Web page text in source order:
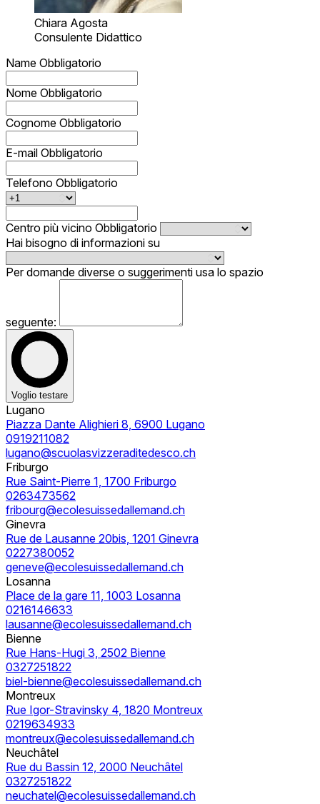
Chiara Agosta
Consulente Didattico
Name Obbligatorio
Nome Obbligatorio
Cognome Obbligatorio
E-mail Obbligatorio
Telefono Obbligatorio
Centro più vicino Obbligatorio
Hai bisogno di informazioni su
Per domande diverse o suggerimenti usa lo spazio
seguente:
Voglio testare
Lugano
Piazza Dante Alighieri 8, 6900 Lugano
0919211082
lugano@scuolasvizzeraditedesco.ch
Friburgo
Rue Saint-Pierre 1, 1700 Friburgo
0263473562
fribourg@ecolesuissedallemand.ch
Ginevra
Rue de Lausanne 20bis, 1201 Ginevra
0227380052
geneve@ecolesuissedallemand.ch
Losanna
Place de la gare 11, 1003 Losanna
0216146633
lausanne@ecolesuissedallemand.ch
Bienne
Rue Hans-Hugi 3, 2502 Bienne
0327251822
biel-bienne@ecolesuissedallemand.ch
Montreux
Rue Igor-Stravinsky 4, 1820 Montreux
0219634933
montreux@ecolesuissedallemand.ch
Neuchâtel
Rue du Bassin 12, 2000 Neuchâtel
0327251822
neuchatel@ecolesuissedallemand.ch